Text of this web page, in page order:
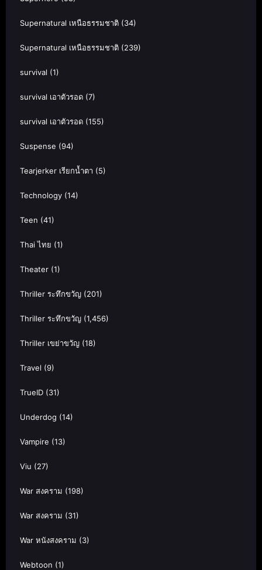
Supernatural เหนือธรรมชาติ (34)
Supernatural เหนือธรรมชาติ (239)
survival (1)
survival เอาตัวรอด (7)
survival เอาตัวรอด (155)
Suspense (94)
Tearjerker เรียกน้ำตา (5)
Technology (14)
Teen (41)
Thai ไทย (1)
Theater (1)
Thriller ระทึกขวัญ (201)
Thriller ระทึกขวัญ (1,456)
Thriller เขย่าขวัญ (18)
Travel (9)
TrueID (31)
Underdog (14)
Vampire (13)
Viu (27)
War สงคราม (198)
War สงคราม (31)
War หนังสงคราม (3)
Webtoon (1)